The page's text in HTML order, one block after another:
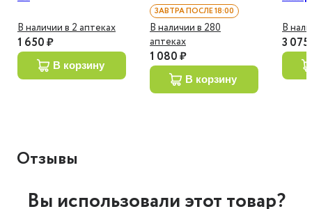
В наличии в 2 аптеках
1 650 ₽
в корзину
ЗАВТРА ПОСЛЕ 18:00
В наличии в 280
аптеках
1 080 ₽
в корзину
60 шт
В
3 075
Отзывы
Вы использовали этот товар?